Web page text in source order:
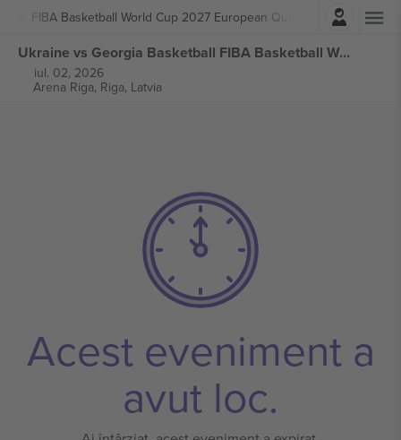
FIBA Basketball World Cup 2027 European Qualifiers
Autentificare
Ukraine vs Georgia Basketball FIBA Basketball World Cup 2027 European Qualifiers bilete
iul. 02, 2026
Arena Riga, Riga, Latvia
Acest eveniment a
avut loc.